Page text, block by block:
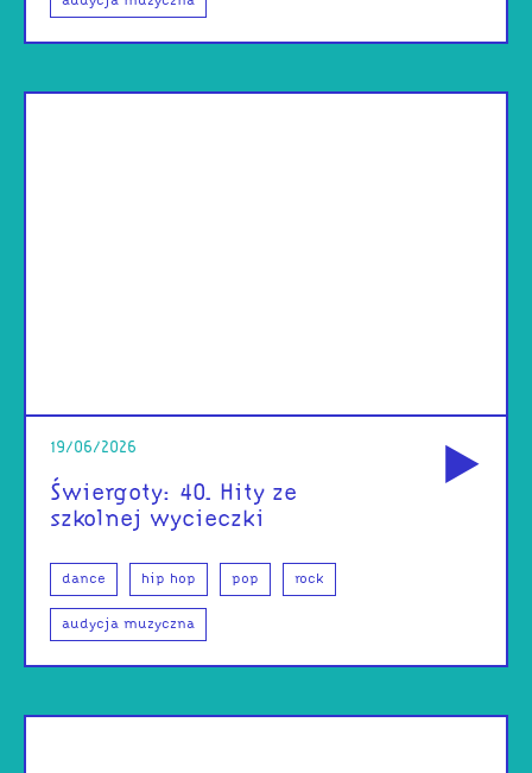
19/06/2026
Świergoty: 40. Hity ze
szkolnej wycieczki
dance hip hop pop rock
audycja muzyczna